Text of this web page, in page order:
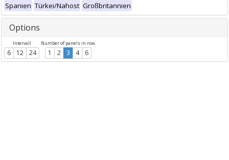
Spanien Türkei/Nahost Großbritannien
Options
Intervall
6 12 24
Number of panels in row
1 2 3 4 6